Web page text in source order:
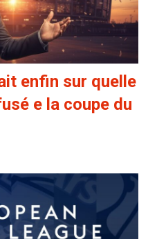
enfin sur quelle
e la coupe du